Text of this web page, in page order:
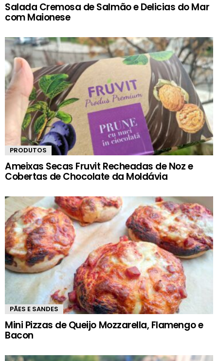
Salada Cremosa de Salmão e Delicias do Mar
com Maionese
PRODUTOS
Ameixas Secas Fruvit Recheadas de Noz e
Cobertas de Chocolate da Moldávia
PÃES E SANDES
Mini Pizzas de Queijo Mozzarella, Flamengo e
Bacon